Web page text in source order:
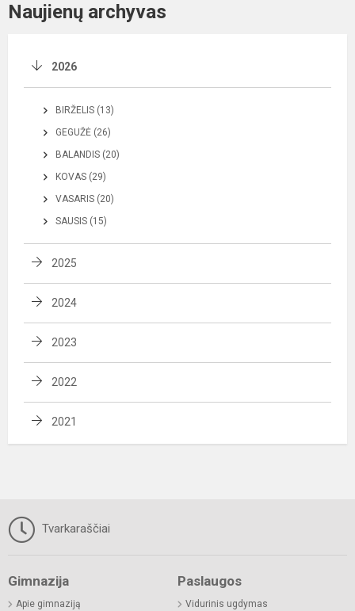
Naujienų archyvas
2026
BIRŽELIS (13)
GEGUŽĖ (26)
BALANDIS (20)
KOVAS (29)
VASARIS (20)
SAUSIS (15)
2025
2024
2023
2022
2021
Tvarkaraščiai
Gimnazija
Apie gimnaziją
Paslaugos
Vidurinis ugdymas